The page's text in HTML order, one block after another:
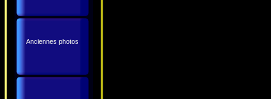
Anciennes photos